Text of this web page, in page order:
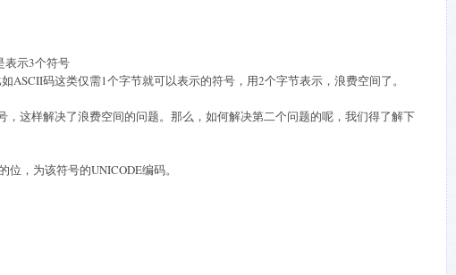
表示3个符号
码这类仅需1个字节就可以表示的符号，用2个字节表示，浪费空间了。
这样解决了浪费空间的问题。那么，如何解决第二个问题的呢，我们得了解下
，为该符号的UNICODE编码。